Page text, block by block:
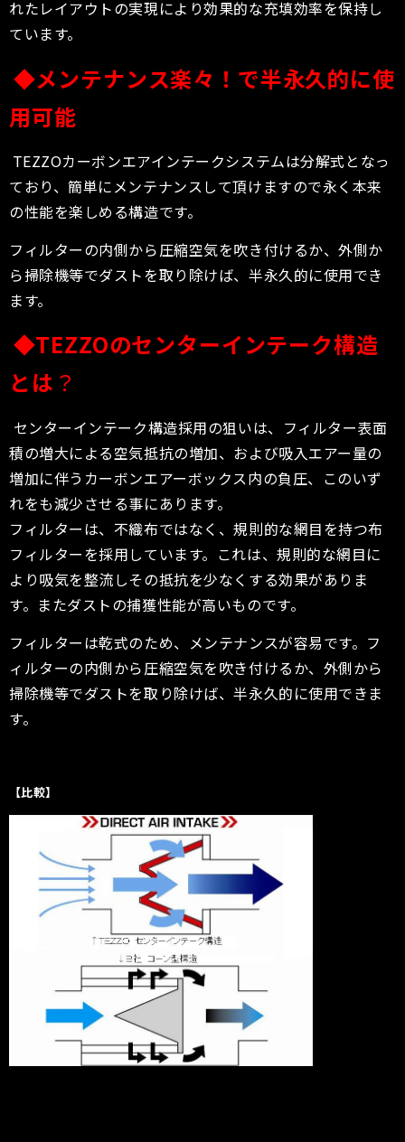
れたレイアウトの実現により効果的な充填効率を保持し
ています。
◆メンテナンス楽々！で半永久的に使
用可能
TEZZOカーボンエアインテークシステムは分解式となっ
ており、簡単にメンテナンスして頂けますので永く本来
の性能を楽しめる構造です。
フィルターの内側から圧縮空気を吹き付けるか、外側か
ら掃除機等でダストを取り除けば、半永久的に使用でき
ます。
◆TEZZOのセンターインテーク構造
とは ？
センターインテーク構造採用の狙いは、フィルター表面
積の増大による空気抵抗の増加、および吸入エアー量の
増加に伴うカーボンエアーボックス内の負圧、このいず
れをも減少させる事にあります。
フィルターは、不織布ではなく、規則的な網目を持つ布
フィルターを採用しています。 これは、規則的な網目に
より吸気を整流しその抵抗を少なくする効果がありま
す。またダストの捕獲性能が高いものです。
フィルターは乾式のため、メンテナンスが容易です。フ
ィルターの内側から圧縮空気を吹き付けるか、外側から
掃除機等でダストを取り除けば、半永久的に使用できま
す。
【比較】